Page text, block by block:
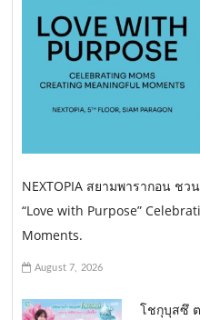
NEXTOPIA สยามพารากอน ช
“Love with Purpose”
Moments.
August 7, 2026
โชกุบุสซึ